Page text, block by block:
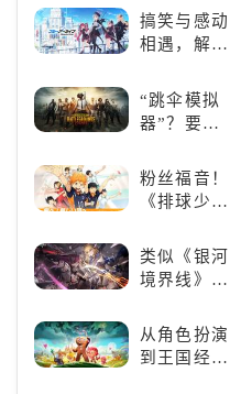
荐！快来养
赛博宠物
搞笑与感动
相遇，解锁
的魅力
“跳伞模拟
器”？要
“刚”？
粉丝福音！
《排球少
HIGH!!》手
游还原经典
类似《银河
境界线》的
类手游推
荐：极致策
从角色扮演
到王国经